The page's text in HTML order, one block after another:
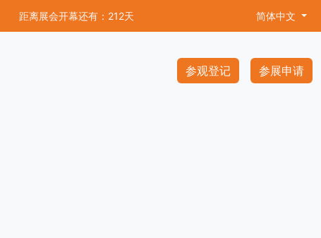
距离展会开幕还有：212天 简体中文
参观登记 参展申请